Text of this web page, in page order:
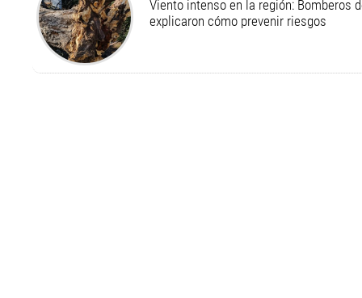
Viento intenso en la región: Bomberos
explicaron cómo prevenir riesgos